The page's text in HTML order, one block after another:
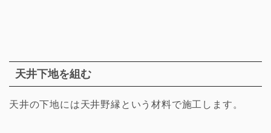
天井下地を組む
天井の下地には天井野縁という材料で施工します。